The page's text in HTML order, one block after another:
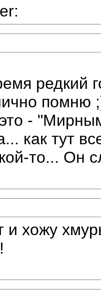
редкий
помню
-
как тут
то... Он
и хожу